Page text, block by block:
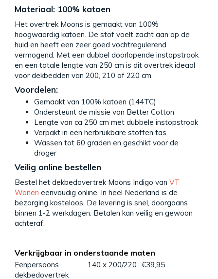
Materiaal: 100% katoen
Het overtrek Moons is gemaakt van 100%
hoogwaardig katoen. De stof voelt zacht aan op de
huid en heeft een zeer goed vochtregulerend
vermogend. Met een dubbel doorlopende instopstrook
en een totale lengte van 250 cm is dit overtrek ideaal
voor dekbedden van 200, 210 of 220 cm.
Voordelen:
Gemaakt van 100% katoen (144TC)
Ondersteunt de missie van Better Cotton
Lengte van ca 250 cm met dubbele instopstrook
Verpakt in een herbruikbare stoffen tas
Wassen tot 60 graden en geschikt voor de
droger
Veilig online bestellen
Bestel het dekbedovertrek Moons Indigo van VT
Wonen eenvoudig online. In heel Nederland is de
bezorging kosteloos. De levering is snel, doorgaans
binnen 1-2 werkdagen. Betalen kan veilig en gewoon
achteraf.
Verkrijgbaar in onderstaande maten
Eenpersoons
dekbedovertrek
140 x 200/220 €39,95